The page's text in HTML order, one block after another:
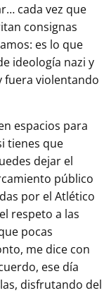
cada vez que
consignas
es lo que
ideología nazi y
fuera violentando
espacios para
tienes que
dejar el
público
por el Atlético
respeto a las
pocas
me dice con
ese día
disfrutando del